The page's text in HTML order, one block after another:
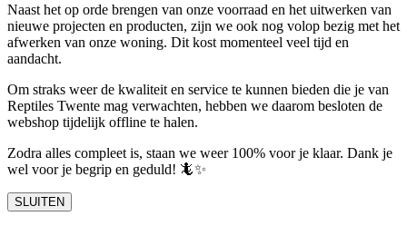
Naast het op orde brengen van onze voorraad en het uitwerken van
nieuwe projecten en producten, zijn we ook nog volop bezig met het
afwerken van onze woning. Dit kost momenteel veel tijd en
aandacht.
Om straks weer de kwaliteit en service te kunnen bieden die je van
Reptiles Twente mag verwachten, hebben we daarom besloten de
webshop tijdelijk offline te halen.
Zodra alles compleet is, staan we weer 100% voor je klaar. Dank je
wel voor je begrip en geduld! 🦎✨
SLUITEN